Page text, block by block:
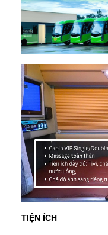
TIỆN ÍCH